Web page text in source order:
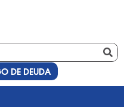
DE DEUDA